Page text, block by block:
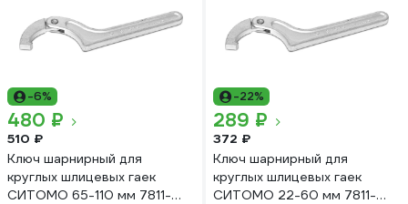
-6%
480 ₽
510 ₽
Ключ шарнирный для
круглых шлицевых гаек
СИТОМО 65-110 мм 7811-
-22%
289 ₽
372 ₽
Ключ шарнирный для
круглых шлицевых гаек
СИТОМО 22-60 мм 7811-